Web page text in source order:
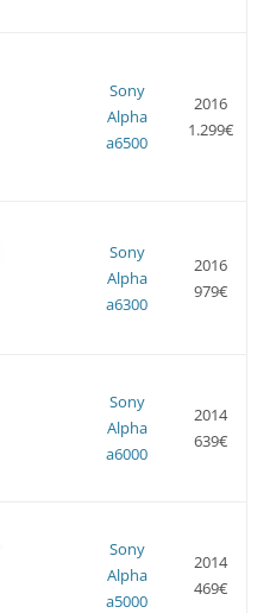
Sony
Alpha
a6500
2016
1.299€
Sony
Alpha
a6300
2016
979€
Sony
Alpha
a6000
2014
639€
Sony
Alpha
a5000
2014
469€